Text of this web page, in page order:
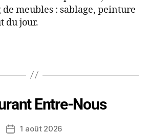
meubles : sablage, peinture
du jour.
Entre-Nous
1 août 2026